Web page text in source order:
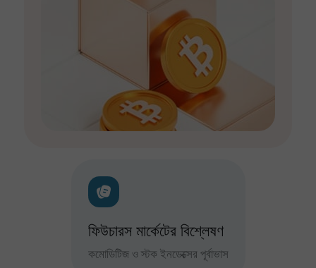
ফিউচারস মার্কেটের বিশ্লেষণ
কমোডিটিজ ও স্টক ইনডেক্সের পূর্বাভাস